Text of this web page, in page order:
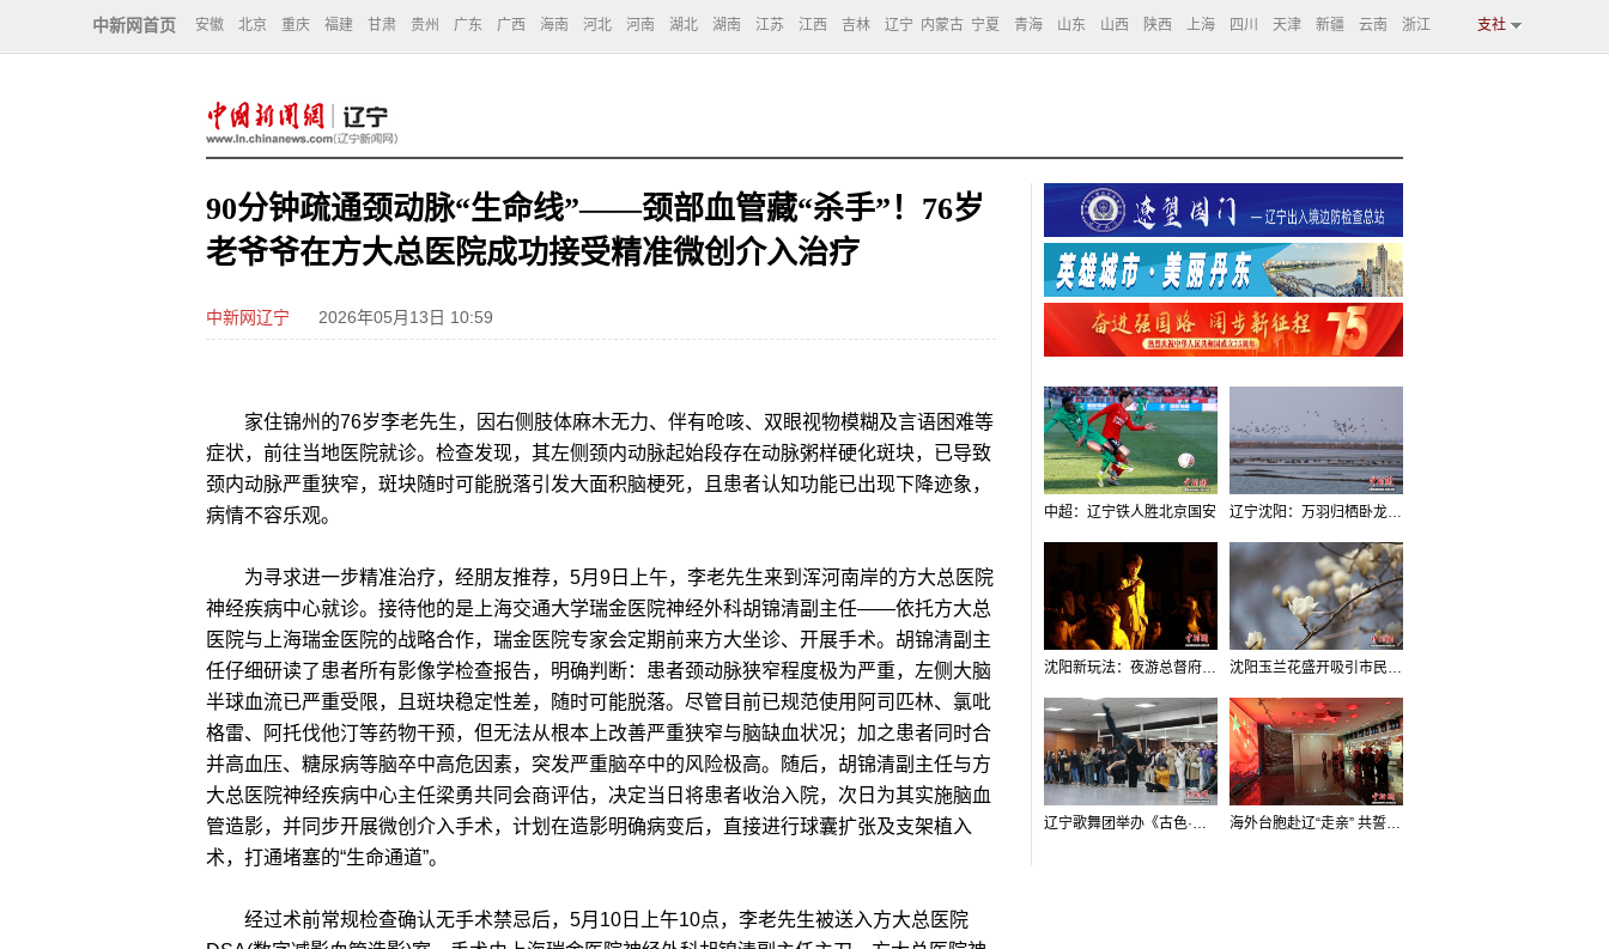
中新网首页 安徽 北京 重庆 福建 甘肃 贵州 广东 广西 海南 河北 河南 湖北 湖南 江苏 江西 吉林 辽宁 内蒙古 宁夏 青海 山东 山西 陕西 上海 四川 天津 新疆 云南 浙江 支社
90分钟疏通颈动脉“生命线”——颈部血管藏“杀手”！76岁
老爷爷在方大总医院成功接受精准微创介入治疗
中新网辽宁 2026年05月13日 10:59
家住锦州的76岁李老先生，因右侧肢体麻木无力、伴有呛咳、双眼视物模糊及言语困难等
症状，前往当地医院就诊。检查发现，其左侧颈内动脉起始段存在动脉粥样硬化斑块，已导致
颈内动脉严重狭窄，斑块随时可能脱落引发大面积脑梗死，且患者认知功能已出现下降迹象，
病情不容乐观。
为寻求进一步精准治疗，经朋友推荐，5月9日上午，李老先生来到浑河南岸的方大总医院
神经疾病中心就诊。接待他的是上海交通大学瑞金医院神经外科胡锦清副主任——依托方大总
医院与上海瑞金医院的战略合作，瑞金医院专家会定期前来方大坐诊、开展手术。胡锦清副主
任仔细研读了患者所有影像学检查报告，明确判断：患者颈动脉狭窄程度极为严重，左侧大脑
半球血流已严重受限，且斑块稳定性差，随时可能脱落。尽管目前已规范使用阿司匹林、氯吡
格雷、阿托伐他汀等药物干预，但无法从根本上改善严重狭窄与脑缺血状况；加之患者同时合
并高血压、糖尿病等脑卒中高危因素，突发严重脑卒中的风险极高。随后，胡锦清副主任与方
大总医院神经疾病中心主任梁勇共同会商评估，决定当日将患者收治入院，次日为其实施脑血
管造影，并同步开展微创介入手术，计划在造影明确病变后，直接进行球囊扩张及支架植入
术，打通堵塞的“生命通道”。
经过术前常规检查确认无手术禁忌后，5月10日上午10点，李老先生被送入方大总医院
中超：辽宁铁人胜北京国安 辽宁沈阳：万羽归栖卧龙湖看群鸟齐飞
沈阳新玩法：夜游总督府，当一回“赴宴者” 沈阳玉兰花盛开吸引市民打卡
辽宁歌舞团举办《古色·国宝辽宁》排练开放日活动 海外台胞赴辽“走亲” 共誓“和平初心”